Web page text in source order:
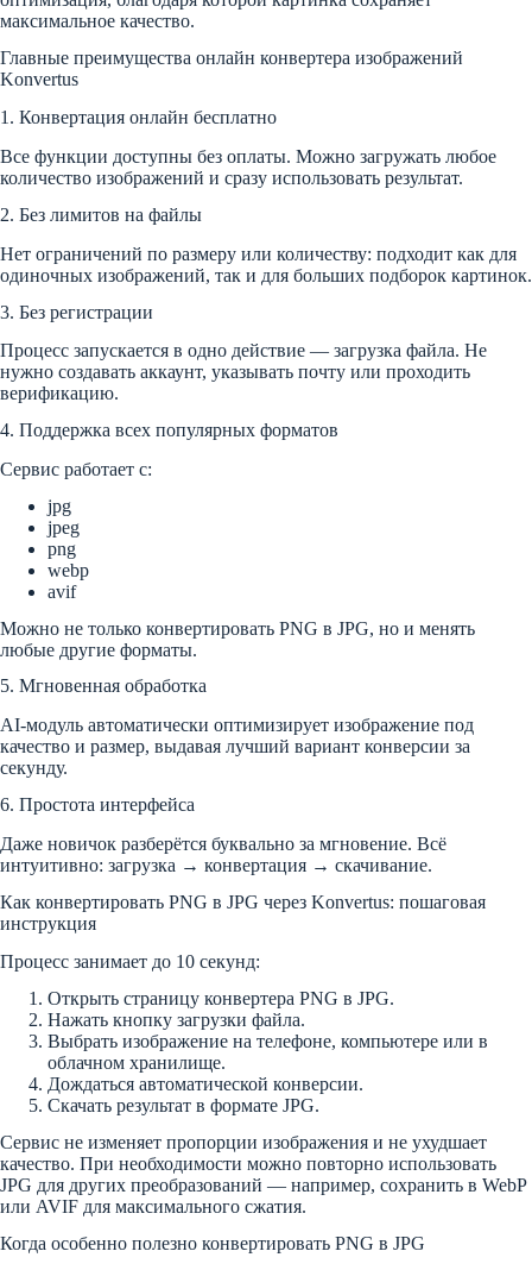
максимальное качество.
Главные преимущества онлайн конвертера изображений
Konvertus
1. Конвертация онлайн бесплатно
Все функции доступны без оплаты. Можно загружать любое
количество изображений и сразу использовать результат.
2. Без лимитов на файлы
Нет ограничений по размеру или количеству: подходит как для
одиночных изображений, так и для больших подборок картинок.
3. Без регистрации
Процесс запускается в одно действие — загрузка файла. Не
нужно создавать аккаунт, указывать почту или проходить
верификацию.
4. Поддержка всех популярных форматов
Сервис работает с:
jpg
jpeg
png
webp
avif
Можно не только конвертировать PNG в JPG, но и менять
любые другие форматы.
5. Мгновенная обработка
AI-модуль автоматически оптимизирует изображение под
качество и размер, выдавая лучший вариант конверсии за
секунду.
6. Простота интерфейса
Даже новичок разберётся буквально за мгновение. Всё
интуитивно: загрузка → конвертация → скачивание.
Как конвертировать PNG в JPG через Konvertus: пошаговая
инструкция
Процесс занимает до 10 секунд:
Открыть страницу конвертера PNG в JPG.
Нажать кнопку загрузки файла.
Выбрать изображение на телефоне, компьютере или в
облачном хранилище.
Дождаться автоматической конверсии.
Скачать результат в формате JPG.
Сервис не изменяет пропорции изображения и не ухудшает
качество. При необходимости можно повторно использовать
JPG для других преобразований — например, сохранить в WebP
или AVIF для максимального сжатия.
Когда особенно полезно конвертировать PNG в JPG